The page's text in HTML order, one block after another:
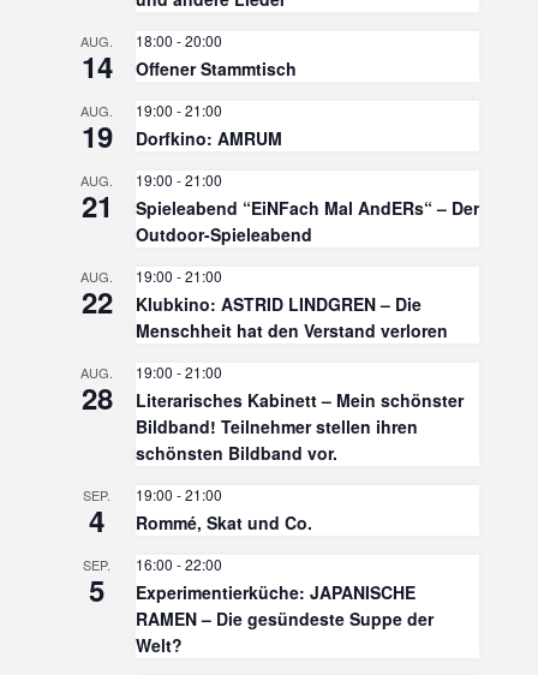
AUG.
14
18:00 -20:00
Offener Stammtisch
AUG.
19
19:00 -21:00
Dorfkino: AMRUM
AUG.
21
19:00 -21:00
Spieleabend “EiNFach Mal AndERs“ – Der
Outdoor-Spieleabend
AUG.
22
19:00 -21:00
Klubkino: ASTRID LINDGREN – Die
Menschheit hat den Verstand verloren
AUG.
28
19:00 -21:00
Literarisches Kabinett – Mein schönster
Bildband! Teilnehmer stellen ihren
schönsten Bildband vor.
SEP.
4
19:00 -21:00
Rommé, Skat und Co.
SEP.
5
16:00 -22:00
Experimentierküche: JAPANISCHE
RAMEN – Die gesündeste Suppe der
Welt?